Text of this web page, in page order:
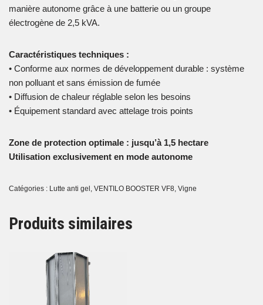
manière autonome grâce à une batterie ou un groupe
électrogène de 2,5 kVA.
Caractéristiques techniques :
• Conforme aux normes de développement durable : système
non polluant et sans émission de fumée
• Diffusion de chaleur réglable selon les besoins
• Équipement standard avec attelage trois points
Zone de protection optimale : jusqu’à 1,5 hectare
Utilisation exclusivement en mode autonome
Catégories : Lutte anti gel, VENTILO BOOSTER VF8, Vigne
Produits similaires